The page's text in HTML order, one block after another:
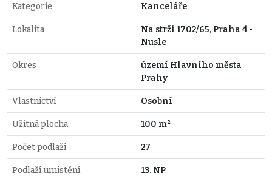
Kategorie Kanceláře
Lokalita
Na strži 1702/65, Praha 4 -
Nusle
Okres
území Hlavního města
Prahy
Vlastnictví Osobní
Užitná plocha 100 m²
Počet podlaží 27
Podlaží umístění 13. NP